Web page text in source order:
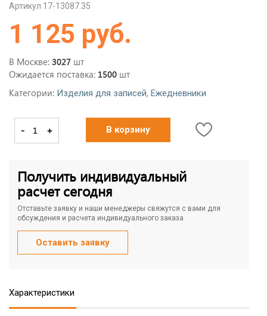
Артикул 17-13087.35
1 125 руб.
В Москве: 3027 шт
Ожидается поставка: 1500 шт
Категории: Изделия для записей, Ежедневники
- + В корзину
Получить индивидуальный
расчет сегодня
Отставьте заявку и наши менеджеры свяжутся с вами для
обсуждения и расчета индивидуального заказа
Оставить заявку
Характеристики